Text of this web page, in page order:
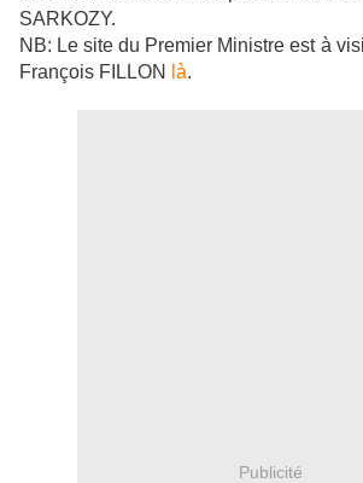
SARKOZY.
NB: Le site du Premier Ministre est à
François FILLON
là.
Publicité